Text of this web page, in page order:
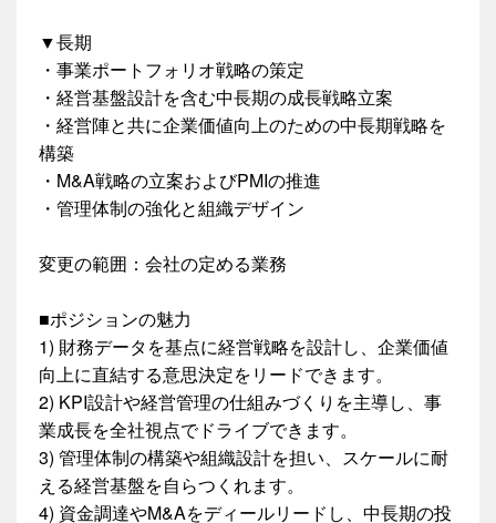
▼長期
・事業ポートフォリオ戦略の策定
・経営基盤設計を含む中長期の成長戦略立案
・経営陣と共に企業価値向上のための中長期戦略を
構築
・M&A戦略の立案およびPMIの推進
・管理体制の強化と組織デザイン
変更の範囲：会社の定める業務
■ポジションの魅力
1) 財務データを基点に経営戦略を設計し、企業価値
向上に直結する意思決定をリードできます。
2) KPI設計や経営管理の仕組みづくりを主導し、事
業成長を全社視点でドライブできます。
3) 管理体制の構築や組織設計を担い、スケールに耐
える経営基盤を自らつくれます。
4) 資金調達やM&Aをディールリードし、中長期の投